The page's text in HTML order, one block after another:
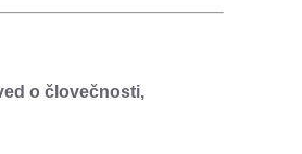
o človečnosti,